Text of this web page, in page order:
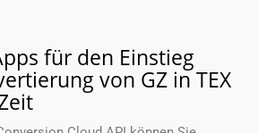
für den Einstieg
von GZ in TEX